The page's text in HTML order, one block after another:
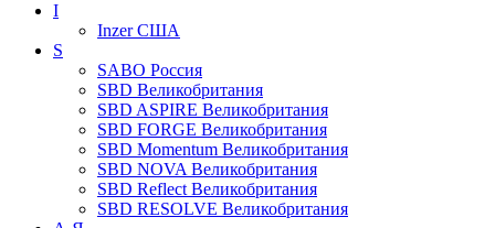
I
InzerСША
S
SABO Россия
SBD Великобритания
SBD ASPIRE Великобритания
SBD FORGE Великобритания
SBD Momentum Великобритания
SBD NOVA Великобритания
SBD Reflect Великобритания
SBD RESOLVE Великобритания